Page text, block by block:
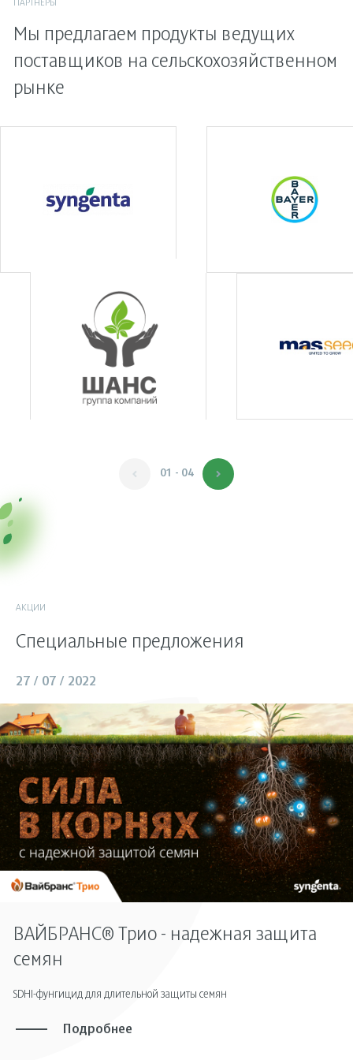
ПАРТНЕРЫ
Мы предлагаем продукты ведущих
поставщиков на сельскохозяйственном
рынке
01 - 04
АКЦИИ
Специальные предложения
27 / 07 / 2022
ВАЙБРАНС® Трио - надежная защита
семян
SDHI-фунгицид для длительной защиты семян
Подробнее